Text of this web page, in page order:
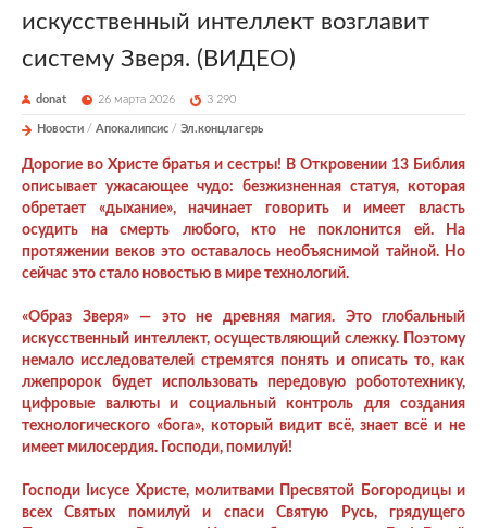
искусственный интеллект возглавит
систему Зверя. (ВИДЕО)
donat 26 марта 2026 3 290
Новости / Апокалипсис / Эл.концлагерь
Дорогие во Христе братья и сестры! В Откровении 13 Библия
описывает ужасающее чудо: безжизненная статуя, которая
обретает «дыхание», начинает говорить и имеет власть
осудить на смерть любого, кто не поклонится ей. На
протяжении веков это оставалось необъяснимой тайной. Но
сейчас это стало новостью в мире технологий.
«Образ Зверя» — это не древняя магия. Это глобальный
искусственный интеллект, осуществляющий слежку. Поэтому
немало исследователей стремятся понять и описать то, как
лжепророк будет использовать передовую робототехнику,
цифровые валюты и социальный контроль для создания
технологического «бога», который видит всё, знает всё и не
имеет милосердия. Господи, помилуй!
Господи Iисусе Христе, молитвами Пресвятой Богородицы и
всех Святых помилуй и спаси Святую Русь, грядущего